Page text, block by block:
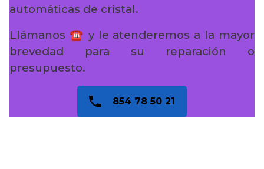
automáticas de cristal.
Llámanos ☎️ y le atenderemos a la mayor
brevedad para su reparación o
presupuesto.
854 78 50 21